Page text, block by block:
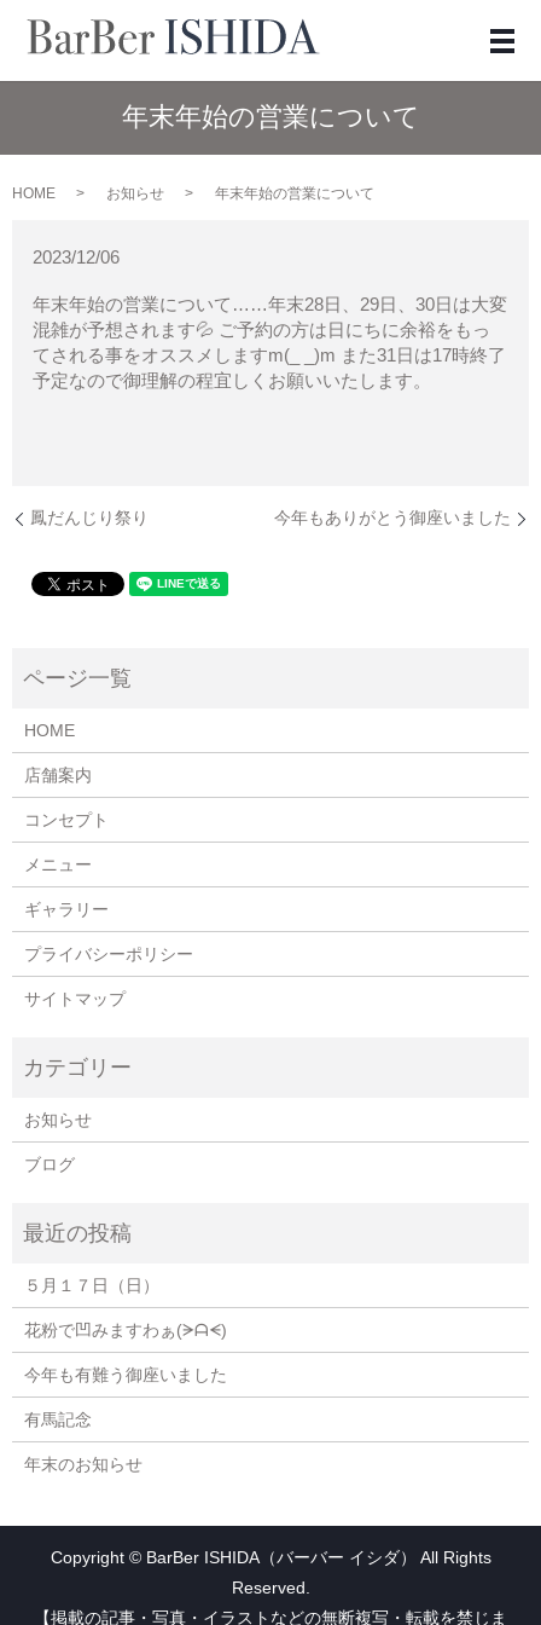
メ
年末年始の営業について
HOME お知らせ 年末年始の営業について
2023/12/06
年末年始の営業について……年末28日、29日、30日は大変
混雑が予想されます💦 ご予約の方は日にちに余裕をもっ
てされる事をオススメしますm(_ _)m また31日は17時終了
予定なので御理解の程宜しくお願いいたします。
鳳だんじり祭り 今年もありがとう御座いました
HOME
店舗案内
コンセプト
メニュー
ギャラリー
プライバシーポリシー
サイトマップ
お知らせ
ブログ
５月１７日（日）
花粉で凹みますわぁ(⁠ᗒ⁠ᗩ⁠ᗕ⁠)
今年も有難う御座いました
有馬記念
年末のお知らせ
Copyright © BarBer ISHIDA（バーバー イシダ） All Rights
Reserved.
【掲載の記事・写真・イラストなどの無断複写・転載を禁じま